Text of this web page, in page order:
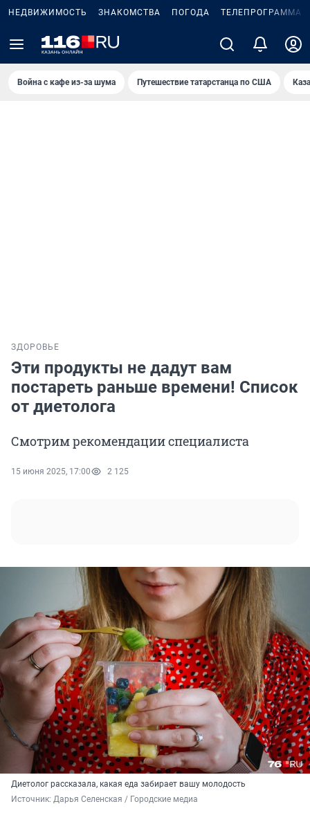
НЕДВИЖИМОСТЬ ЗНАКОМСТВА ПОГОДА ТЕЛЕПРОГРАММА
Война с кафе из-за шума Путешествие татарстанца по США
ЗДОРОВЬЕ
Эти продукты не дадут вам
постареть раньше времени! Список
от диетолога
Смотрим рекомендации специалиста
15 июня 2025, 17:00 2 125
Диетолог рассказала, какая еда забирает вашу молодость
Источник: Дарья Селенская / Городские медиа